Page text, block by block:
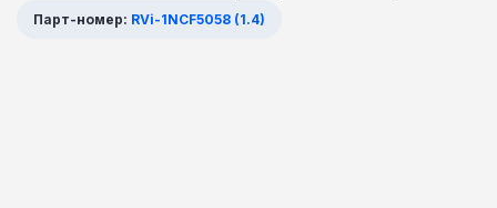
Парт-номер: RVi-1NCF5058 (1.4)